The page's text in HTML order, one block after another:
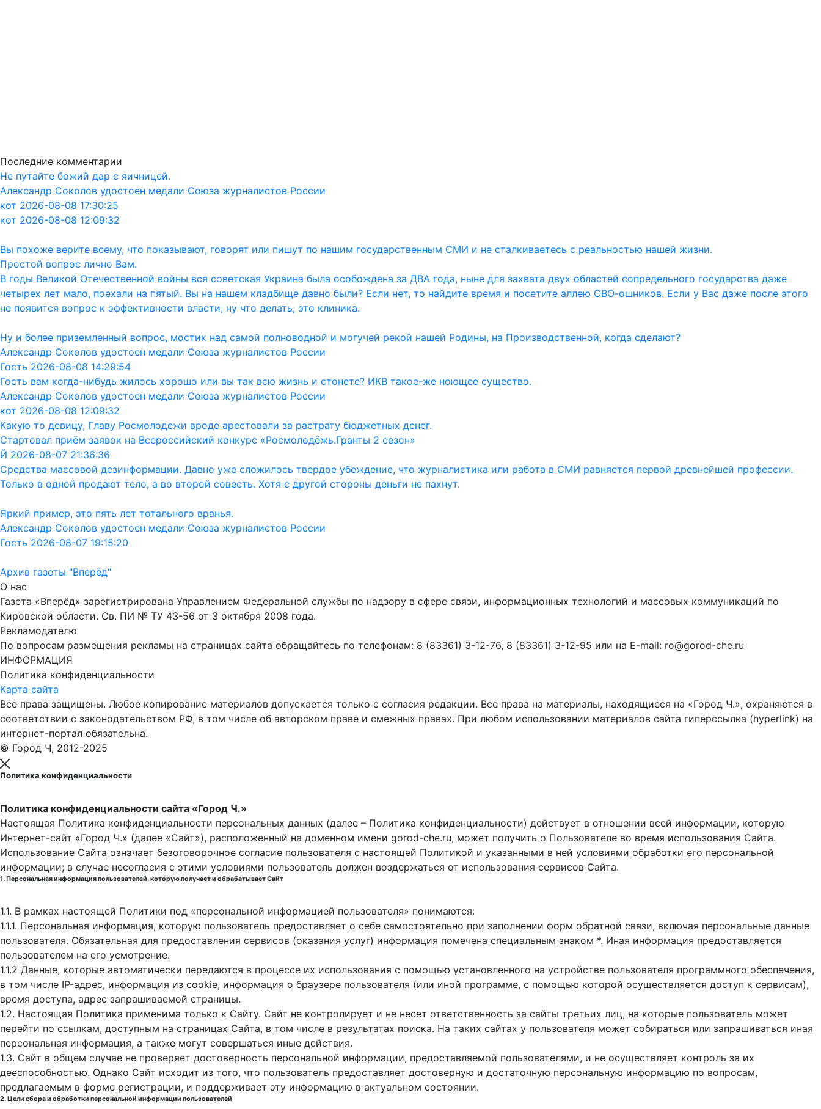
Последние комментарии
Не путайте божий дар с яичницей.
Александр Соколов удостоен медали Союза журналистов России
кот 2026-08-08 17:30:25
кот 2026-08-08 12:09:32
Вы похоже верите всему, что показывают, говорят или пишут по нашим государственным СМИ и не сталкиваетесь с реальностью нашей жизни.
Простой вопрос лично Вам.
В годы Великой Отечественной войны вся советская Украина была особождена за ДВА года, ныне для захвата двух областей сопредельного государства даже
четырех лет мало, поехали на пятый. Вы на нашем кладбище давно были? Если нет, то найдите время и посетите аллею СВО-ошников. Если у Вас даже после этого
не появится вопрос к эффективности власти, ну что делать, это клиника.
Ну и более приземленный вопрос, мостик над самой полноводной и могучей рекой нашей Родины, на Производственной, когда сделают?
Александр Соколов удостоен медали Союза журналистов России
Гость 2026-08-08 14:29:54
Гость вам когда-нибудь жилось хорошо или вы так всю жизнь и стонете? ИКВ такое-же ноющее существо.
Александр Соколов удостоен медали Союза журналистов России
кот 2026-08-08 12:09:32
Какую то девицу, Главу Росмолодежи вроде арестовали за растрату бюджетных денег.
Стартовал приём заявок на Всероссийский конкурс «Росмолодёжь.Гранты 2 сезон»
Й 2026-08-07 21:36:36
Средства массовой дезинформации. Давно уже сложилось твердое убеждение, что журналистика или работа в СМИ равняется первой древнейшей профессии.
Только в одной продают тело, а во второй совесть. Хотя с другой стороны деньги не пахнут.
Яркий пример, это пять лет тотального вранья.
Александр Соколов удостоен медали Союза журналистов России
Гость 2026-08-07 19:15:20
Архив газеты "Вперёд"
О нас
Газета «Вперёд» зарегистрирована Управлением Федеральной службы по надзору в сфере связи, информационных технологий и массовых коммуникаций по
Кировской области. Св. ПИ № ТУ 43-56 от 3 октября 2008 года.
Рекламодателю
По вопросам размещения рекламы на страницах сайта обращайтесь по телефонам: 8 (83361) 3-12-76, 8 (83361) 3-12-95 или на E-mail: ro@gorod-che.ru
ИНФОРМАЦИЯ
Политика конфиденциальности
Карта сайта
Все права защищены. Любое копирование материалов допускается только с согласия редакции. Все права на материалы, находящиеся на «Город Ч.», охраняются в
соответствии с законодательством РФ, в том числе об авторском праве и смежных правах. При любом использовании материалов сайта гиперссылка (hyperlink) на
интернет-портал обязательна.
© Город Ч, 2012-2025
Политика конфиденциальности
Политика конфиденциальности сайта «Город Ч.»
Настоящая Политика конфиденциальности персональных данных (далее – Политика конфиденциальности) действует в отношении всей информации, которую
Интернет-сайт «Город Ч.» (далее «Сайт»), расположенный на доменном имени gorod-che.ru, может получить о Пользователе во время использования Cайта.
Использование Сайта означает безоговорочное согласие пользователя с настоящей Политикой и указанными в ней условиями обработки его персональной
информации; в случае несогласия с этими условиями пользователь должен воздержаться от использования сервисов Сайта.
1. Персональная информация пользователей, которую получает и обрабатывает Сайт
1.1. В рамках настоящей Политики под «персональной информацией пользователя» понимаются:
1.1.1. Персональная информация, которую пользователь предоставляет о себе самостоятельно при заполнении форм обратной связи, включая персональные данные
пользователя. Обязательная для предоставления сервисов (оказания услуг) информация помечена специальным знаком *. Иная информация предоставляется
пользователем на его усмотрение.
1.1.2 Данные, которые автоматически передаются в процессе их использования с помощью установленного на устройстве пользователя программного обеспечения,
в том числе IP-адрес, информация из cookie, информация о браузере пользователя (или иной программе, с помощью которой осуществляется доступ к cервисам),
время доступа, адрес запрашиваемой страницы.
1.2. Настоящая Политика применима только к Сайту. Сайт не контролирует и не несет ответственность за сайты третьих лиц, на которые пользователь может
перейти по ссылкам, доступным на страницах Сайта, в том числе в результатах поиска. На таких сайтах у пользователя может собираться или запрашиваться иная
персональная информация, а также могут совершаться иные действия.
1.3. Сайт в общем случае не проверяет достоверность персональной информации, предоставляемой пользователями, и не осуществляет контроль за их
дееспособностью. Однако Сайт исходит из того, что пользователь предоставляет достоверную и достаточную персональную информацию по вопросам,
предлагаемым в форме регистрации, и поддерживает эту информацию в актуальном состоянии.
2. Цели сбора и обработки персональной информации пользователей